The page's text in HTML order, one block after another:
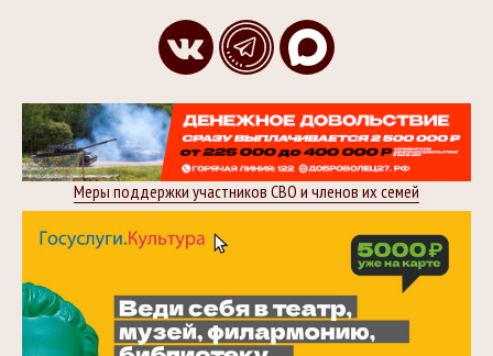
Меры поддержки участников СВО и членов их семей